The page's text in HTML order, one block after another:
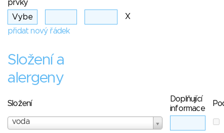
prvky
X
přidat nový řádek
Složení a
alergeny
Složení
Doplňující
informace
voda